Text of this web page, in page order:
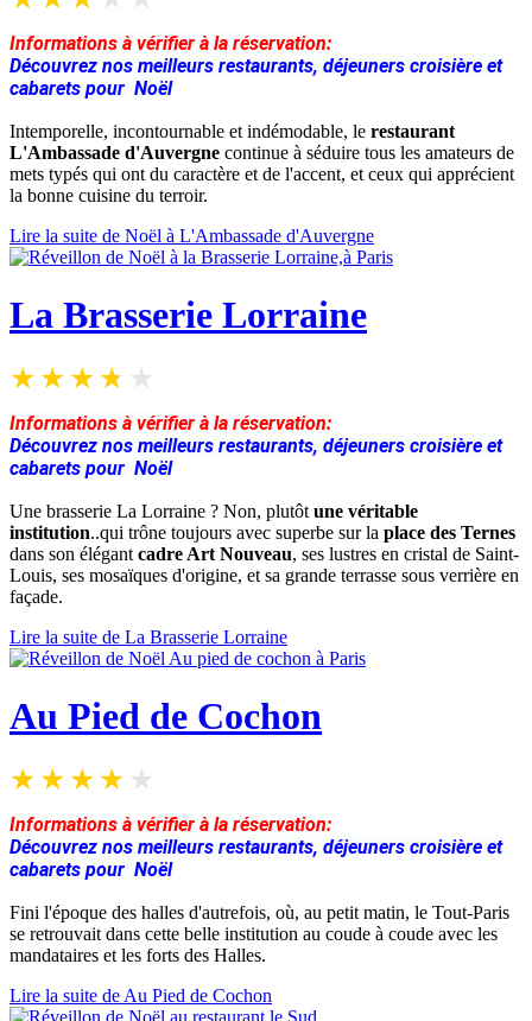
Informations à vérifier à la réservation:
Découvrez nos meilleurs restaurants, déjeuners croisière et
cabarets pour Noël
Intemporelle, incontournable et indémodable, le restaurant
L'Ambassade d'Auvergne continue à séduire tous les amateurs de
mets typés qui ont du caractère et de l'accent, et ceux qui apprécient
la bonne cuisine du terroir.
Lire la suite de Noël à L'Ambassade d'Auvergne
La Brasserie Lorraine
Informations à vérifier à la réservation:
Découvrez nos meilleurs restaurants, déjeuners croisière et
cabarets pour Noël
Une brasserie La Lorraine ? Non, plutôt une véritable
institution..qui trône toujours avec superbe sur la place des Ternes
dans son élégant cadre Art Nouveau, ses lustres en cristal de Saint-
Louis, ses mosaïques d'origine, et sa grande terrasse sous verrière en
façade.
Lire la suite de La Brasserie Lorraine
Au Pied de Cochon
Informations à vérifier à la réservation:
Découvrez nos meilleurs restaurants, déjeuners croisière et
cabarets pour Noël
Fini l'époque des halles d'autrefois, où, au petit matin, le Tout-Paris
se retrouvait dans cette belle institution au coude à coude avec les
mandataires et les forts des Halles.
Lire la suite de Au Pied de Cochon